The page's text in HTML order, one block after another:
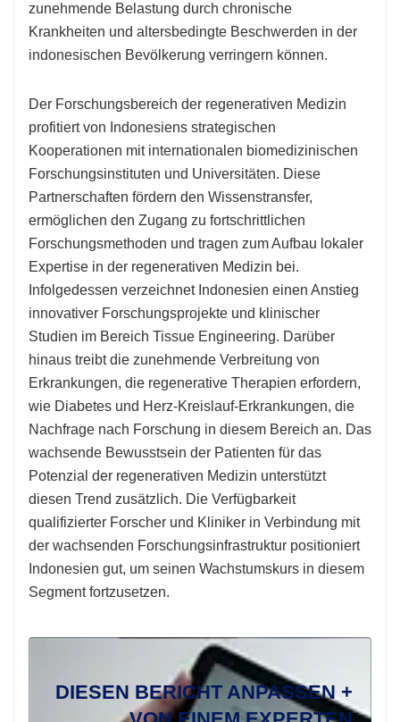
zunehmende Belastung durch chronische
Krankheiten und altersbedingte Beschwerden in der
indonesischen Bevölkerung verringern können.
Der Forschungsbereich der regenerativen Medizin
profitiert von Indonesiens strategischen
Kooperationen mit internationalen biomedizinischen
Forschungsinstituten und Universitäten. Diese
Partnerschaften fördern den Wissenstransfer,
ermöglichen den Zugang zu fortschrittlichen
Forschungsmethoden und tragen zum Aufbau lokaler
Expertise in der regenerativen Medizin bei.
Infolgedessen verzeichnet Indonesien einen Anstieg
innovativer Forschungsprojekte und klinischer
Studien im Bereich Tissue Engineering. Darüber
hinaus treibt die zunehmende Verbreitung von
Erkrankungen, die regenerative Therapien erfordern,
wie Diabetes und Herz-Kreislauf-Erkrankungen, die
Nachfrage nach Forschung in diesem Bereich an. Das
wachsende Bewusstsein der Patienten für das
Potenzial der regenerativen Medizin unterstützt
diesen Trend zusätzlich. Die Verfügbarkeit
qualifizierter Forscher und Kliniker in Verbindung mit
der wachsenden Forschungsinfrastruktur positioniert
Indonesien gut, um seinen Wachstumskurs in diesem
Segment fortzusetzen.
DIESEN BERICHT ANPASSEN +